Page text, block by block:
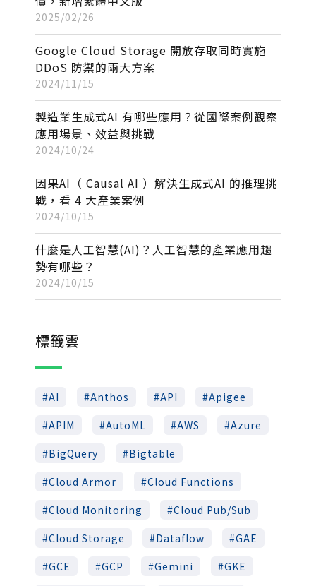
2025/02/26
Google Cloud Storage 開放存取同時實施
DDoS 防禦的兩大方案
2024/11/15
製造業生成式AI 有哪些應用？從國際案例觀察
應用場景、效益與挑戰
2024/10/24
因果AI（ Causal AI ）解決生成式AI 的推理挑
戰，看 4 大產業案例
2024/10/15
什麼是人工智慧(AI)？人工智慧的產業應用趨
勢有哪些？
2024/10/15
標籤雲
AI Anthos API
Apigee
APIM
AutoML AWS
Azure
BigQuery
Bigtable
Cloud Armor
Cloud Functions
Cloud Monitoring
Cloud Pub/Sub
Cloud Storage
Dataflow
GAE
GCE
GCP Gemini
GKE